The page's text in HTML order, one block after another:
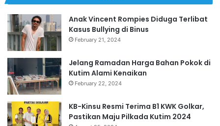
Anak Vincent Rompies Diduga Terlibat
Kasus Bullying di Binus
February 21, 2024
Jelang Ramadan Harga Bahan Pokok di
Kutim Alami Kenaikan
February 22, 2024
KB-Kinsu Resmi Terima B1 KWK Golkar,
Pastikan Maju Pilkada Kutim 2024